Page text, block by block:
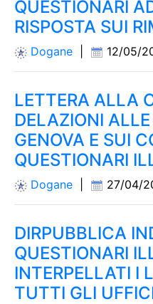
QUESTIONARI
RISPOSTA SUI
Dogane 12/05/
LETTERA ALLA
DELAZIONI
GENOVA E SUI
QUESTIONARI
Dogane 27/04/
DIRPUBBLICA
QUESTIONARI
INTERPELLATI I
TUTTI GLI